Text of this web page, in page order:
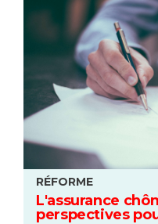
RÉFORME
L'assurance
perspectives